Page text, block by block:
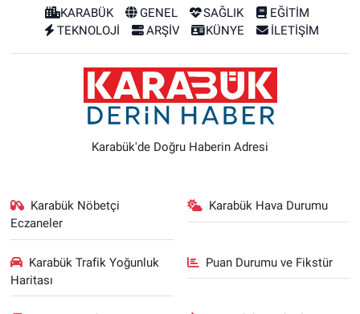
KARABÜK GENEL SAĞLIK
EĞİTİM
TEKNOLOJİ
ARŞİV KÜNYE İLETİŞİM
Karabük'de Doğru Haberin Adresi
Karabük Nöbetçi
Eczaneler
Karabük Hava Durumu
Karabük Trafik Yoğunluk
Haritası
Puan Durumu ve Fikstür